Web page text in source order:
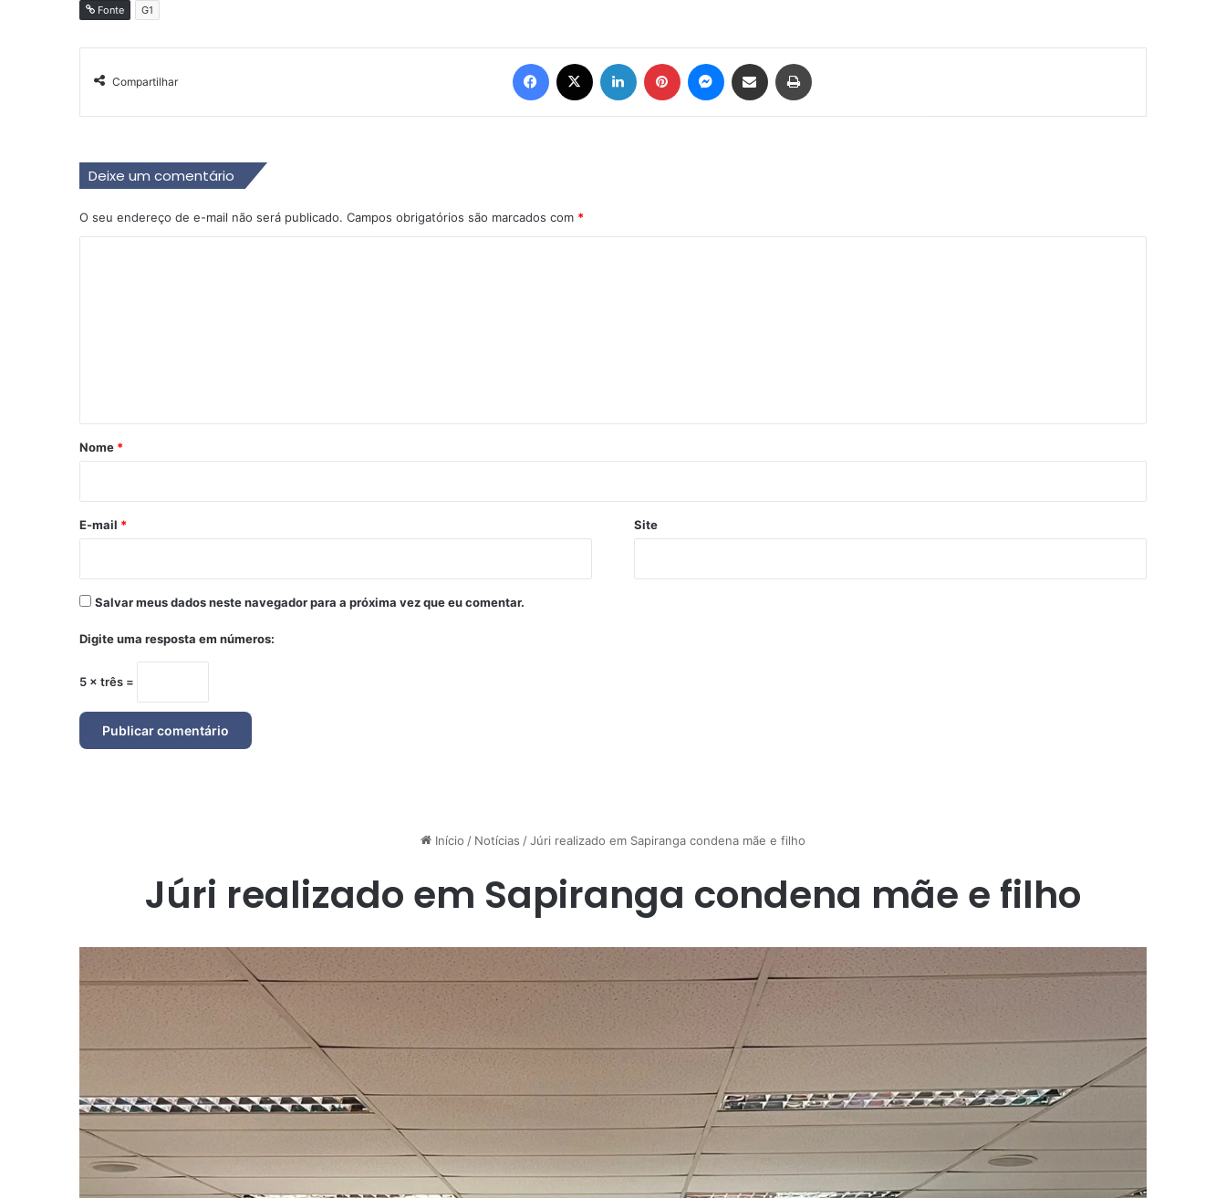
Fonte G1
Compartilhar
Deixe um comentário
O seu endereço de e-mail não será publicado. Campos obrigatórios são marcados com *
r
*
Nome *
E-mail * Site
Salvar meus dados neste navegador para a próxima vez que eu comentar.
Digite uma resposta em números:
5 × três =